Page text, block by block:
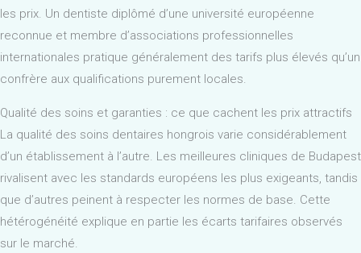
les prix. Un dentiste diplômé d’une université européenne
reconnue et membre d’associations professionnelles
internationales pratique généralement des tarifs plus élevés qu’un
confrère aux qualifications purement locales.
Qualité des soins et garanties : ce que cachent les prix attractifs
La qualité des soins dentaires hongrois varie considérablement
d’un établissement à l’autre. Les meilleures cliniques de Budapest
rivalisent avec les standards européens les plus exigeants, tandis
que d’autres peinent à respecter les normes de base. Cette
hétérogénéité explique en partie les écarts tarifaires observés
sur le marché.